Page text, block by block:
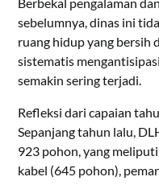
sebelumnya, dinas ini
ruang hidup yang bersih
sistematis
semakin sering terjadi.
Refleksi dari capaian
Sepanjang tahun lalu,
923 pohon, yang
kabel (645 pohon),